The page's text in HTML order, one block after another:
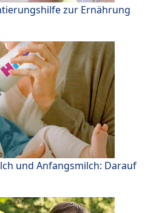
zur Ernährung
und Anfangsmilch: Darauf